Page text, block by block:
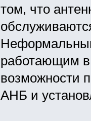
том, что
работающим в
возможности
АНБ и